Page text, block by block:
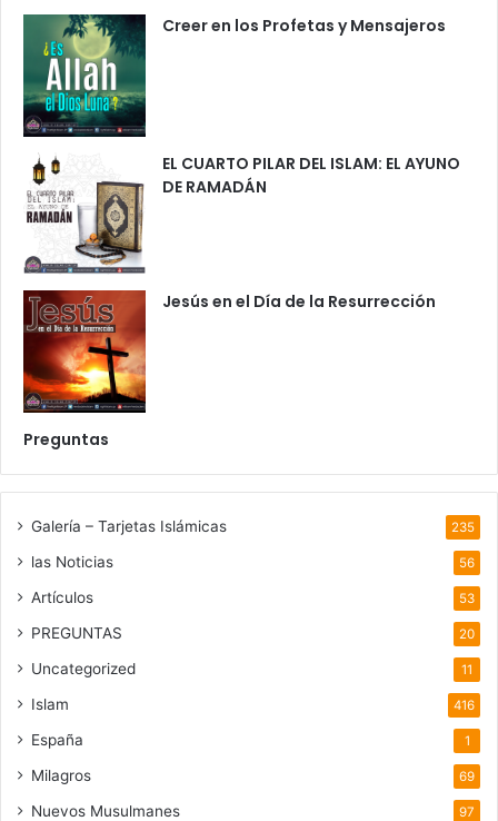
Creer en los Profetas y Mensajeros
EL CUARTO PILAR DEL ISLAM: EL AYUNO
DE RAMADÁN
Jesús en el Día de la Resurrección
Preguntas
Galería – Tarjetas Islámicas 235
las Noticias 56
Artículos 53
PREGUNTAS 20
Uncategorized 11
Islam 416
España 1
Milagros 69
Nuevos Musulmanes 97